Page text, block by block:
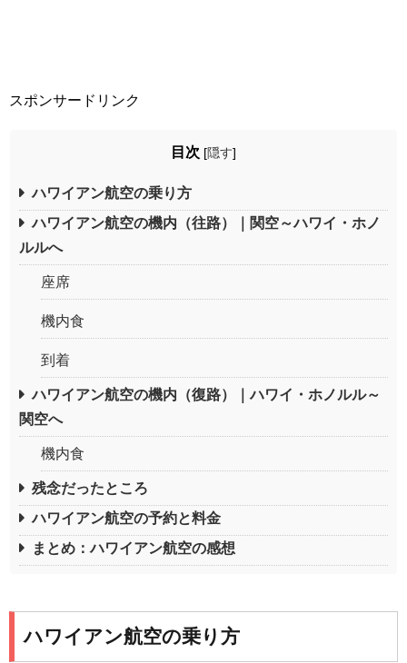
スポンサードリンク
目次 [隠す]
ハワイアン航空の乗り方
ハワイアン航空の機内（往路）｜関空～ハワイ・ホノ
ルルへ
座席
機内食
到着
ハワイアン航空の機内（復路）｜ハワイ・ホノルル～
関空へ
機内食
残念だったところ
ハワイアン航空の予約と料金
まとめ：ハワイアン航空の感想
ハワイアン航空の乗り方